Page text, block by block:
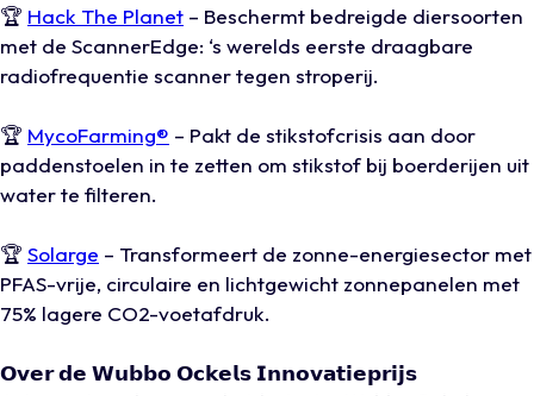
🏆 Hack The Planet – Beschermt bedreigde diersoorten
met de ScannerEdge: ‘s werelds eerste draagbare
radiofrequentie scanner tegen stroperij.
🏆 MycoFarming® – Pakt de stikstofcrisis aan door
paddenstoelen in te zetten om stikstof bij boerderijen uit
water te filteren.
🏆 Solarge – Transformeert de zonne-energiesector met
PFAS-vrije, circulaire en lichtgewicht zonnepanelen met
75% lagere CO2-voetafdruk.
𝗢𝘃𝗲𝗿 𝗱𝗲 𝗪𝘂𝗯𝗯𝗼 𝗢𝗰𝗸𝗲𝗹𝘀 𝗜𝗻𝗻𝗼𝘃𝗮𝘁𝗶𝗲𝗽𝗿𝗶𝗷𝘀